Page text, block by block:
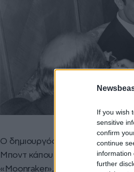
If you wish
sensitive
confirm
continue
information
further
Ο δημιουργός του Μποντ, Ίαν
Μποντ κάπου στα μέσα προς τα
«Moonraker», με πρωταγωνιστή